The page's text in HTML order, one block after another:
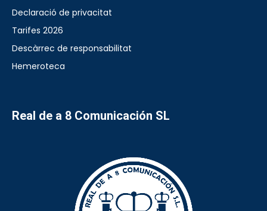
Declaració de privacitat
Tarifes 2026
Descàrrec de responsabilitat
Hemeroteca
Real de a 8 Comunicación SL